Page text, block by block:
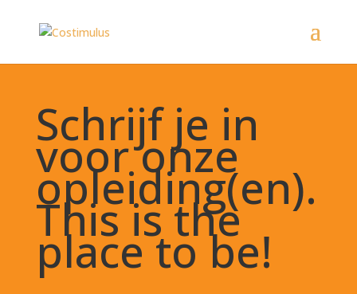
Schrijf je in
voor onze
opleiding(en).
This is the
place to be!